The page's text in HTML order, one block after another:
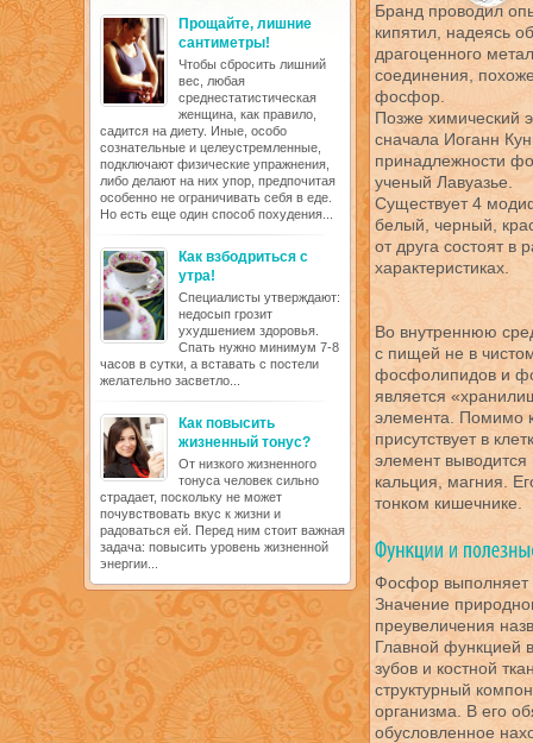
Прощайте, лишние
сантиметры!
Чтобы сбросить лишний
вес, любая
среднестатистическая
женщина, как правило,
садится на диету. Иные, особо
сознательные и целеустремленные,
подключают физические упражнения,
либо делают на них упор, предпочитая
особенно не ограничивать себя в еде.
Но есть еще один способ похудения...
Как взбодриться с
утра!
Специалисты утверждают:
недосып грозит
ухудшением здоровья.
Спать нужно минимум 7-8
часов в сутки, а вставать с постели
желательно засветло...
Как повысить
жизненный тонус?
От низкого жизненного
тонуса человек сильно
страдает, поскольку не может
почувствовать вкус к жизни и
радоваться ей. Перед ним стоит важная
задача: повысить уровень жизненной
энергии...
Бранд проводил
кипятил, надеясь
драгоценного
соединения,
фосфор.
Позже химический
сначала Иоганн
принадлежности
ученый Лавуазье.
Существует 4
белый, черный,
от друга состоят в
характеристиках.
Во внутреннюю
с пищей не в
фосфолипидов и
является
элемента. Помимо
присутствует в
элемент
кальция, магния.
тонком кишечнике.
Фосфор выполняет
Значение
преувеличения
Главной функцией
зубов и костной
структурный
организма. В его
обусловленное